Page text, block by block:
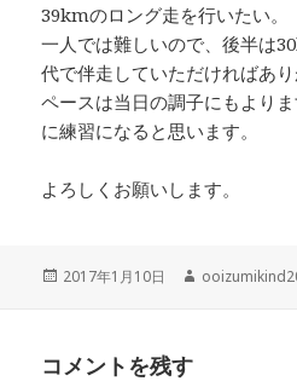
39kmのロング走を行いたい。
一人では難しいので、後半は
代で伴走していただければあり
ペースは当日の調子にもより
に練習になると思います。
よろしくお願いします。
投
2017年1月10日
作
コメントを残す